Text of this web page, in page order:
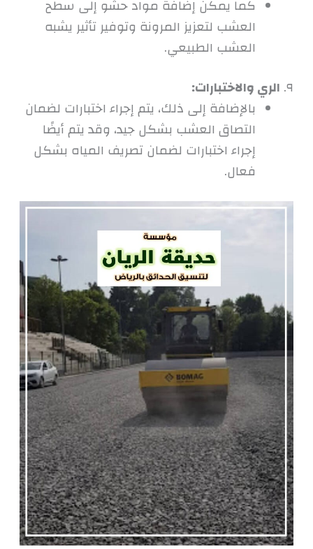
كما يمكن إضافة مواد حشو إلى سطح
العشب لتعزيز المرونة وتوفير تأثير يشبه
العشب الطبيعي.
٩. الري والاختبارات:
بالإضافة إلى ذلك، يتم إجراء اختبارات لضمان
التصاق العشب بشكل جيد، وقد يتم أيضًا
إجراء اختبارات لضمان تصريف المياه بشكل
فعال.